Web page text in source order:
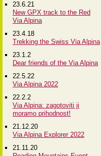
23.6.21
New GPX track to the Red
Via Alpina
23.4.18
Trekking the Swiss Via Alpina
23.1.2
Dear friends of the Via Alpina
22.5.22
Via Alpina 2022
22.2.2
Via Alpina: zagotoviti ji
moramo prihodnost!
21.12.20
Via Alpina Explorer 2022
21.11.20